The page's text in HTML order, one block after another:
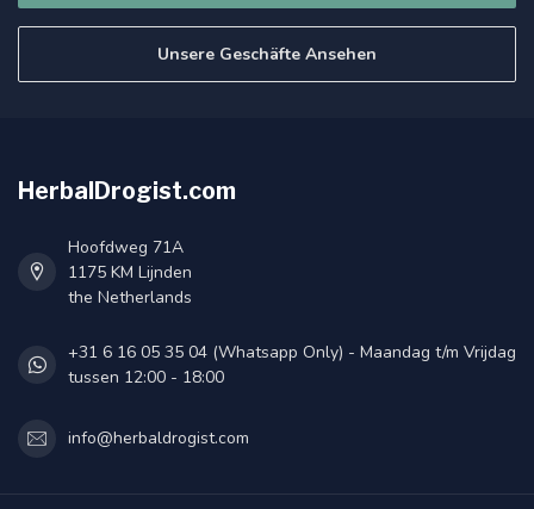
Unsere Geschäfte Ansehen
HerbalDrogist.com
Hoofdweg 71A
1175 KM Lijnden
the Netherlands
+31 6 16 05 35 04 (Whatsapp Only) - Maandag t/m Vrijdag
tussen 12:00 - 18:00
info@herbaldrogist.com